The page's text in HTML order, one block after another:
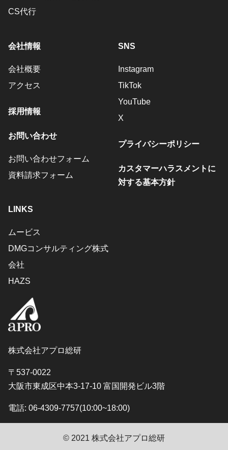
株式会社アプロ総研
〒537-0022
大阪市東成区中本3-17-10 富国開発ビル3階
電話: 06-4309-7757(10:00~18:00)
CS代行
会社情報
会社概要
アクセス
採用情報
お問い合わせ
お問い合わせフォーム
資料請求フォーム
SNS
Instagram
TikTok
YouTube
X
プライバシーポリシー
カスタマーハラスメントに
対する基本方針
LINKS
ムービス
DMGコンサルティング株式
会社
HAZS
© 2021 株式会社アプロ総研